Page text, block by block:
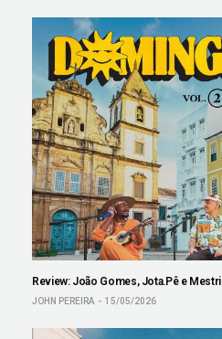
Review: João Gomes, Jota.Pê e
JOHN PEREIRA 15/05/2026